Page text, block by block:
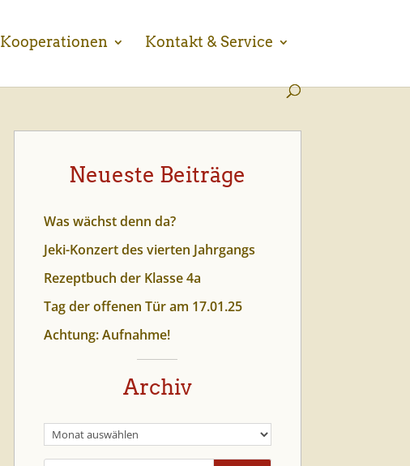
Kooperationen Kontakt & Service
Neueste Beiträge
Was wächst denn da?
Jeki-Konzert des vierten Jahrgangs
Rezeptbuch der Klasse 4a
Tag der offenen Tür am 17.01.25
Achtung: Aufnahme!
Archiv